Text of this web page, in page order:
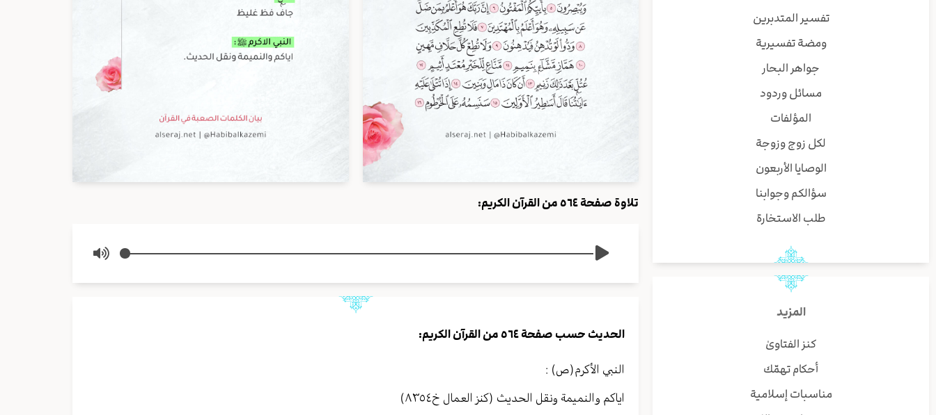
تفسير المتدبرين
ومضة تفسيرية
جواهر البحار
مسائل وردود
المؤلفات
لكل زوج وزوجة
الوصايا الأربعون
سؤالكم وجوابنا
طلب الاستخارة
المزيد
كنز الفتاوىٰ
أحكام تهمّك
مناسبات إسلامية
تلاوة صفحة ٥٦٤ من القرآن الكريم:
الحديث حسب صفحة ٥٦٤ من القرآن الكريم:
النبي الأکرم(ص) :
اياكم والنميمة ونقل الحديث (كنز العمال خ٨٣٥٤)